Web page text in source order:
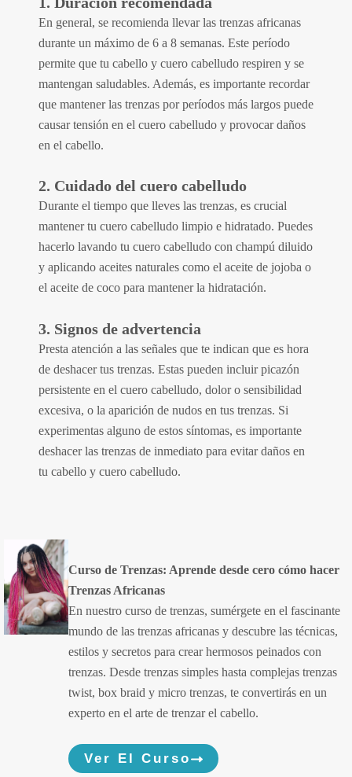
En general, se recomienda llevar las trenzas africanas
durante un máximo de 6 a 8 semanas. Este período
permite que tu cabello y cuero cabelludo respiren y se
mantengan saludables. Además, es importante recordar
que mantener las trenzas por períodos más largos puede
causar tensión en el cuero cabelludo y provocar daños
en el cabello.
2. Cuidado del cuero cabelludo
Durante el tiempo que lleves las trenzas, es crucial
mantener tu cuero cabelludo limpio e hidratado. Puedes
hacerlo lavando tu cuero cabelludo con champú diluido
y aplicando aceites naturales como el aceite de jojoba o
el aceite de coco para mantener la hidratación.
3. Signos de advertencia
Presta atención a las señales que te indican que es hora
de deshacer tus trenzas. Estas pueden incluir picazón
persistente en el cuero cabelludo, dolor o sensibilidad
excesiva, o la aparición de nudos en tus trenzas. Si
experimentas alguno de estos síntomas, es importante
deshacer las trenzas de inmediato para evitar daños en
tu cabello y cuero cabelludo.
Curso de Trenzas: Aprende desde cero cómo hacer
Trenzas Africanas
En nuestro curso de trenzas, sumérgete en el fascinante
mundo de las trenzas africanas y descubre las técnicas,
estilos y secretos para crear hermosos peinados con
trenzas. Desde trenzas simples hasta complejas trenzas
twist, box braid y micro trenzas, te convertirás en un
experto en el arte de trenzar el cabello.
Ver El Curso